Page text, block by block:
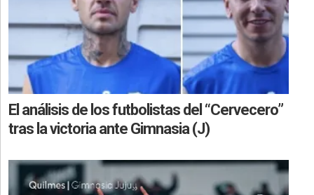
El análisis de los futbolistas del “Cervecero”
tras la victoria ante Gimnasia (J)